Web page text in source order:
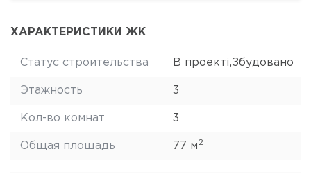
ХАРАКТЕРИСТИКИ ЖК
Статус строительства В проекті,Збудовано
Этажность 3
Кол-во комнат 3
Общая площадь 77 м2